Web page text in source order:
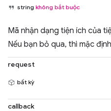
string không bắt buộc
Mã nhận dạng tiện ích của
Nếu bạn bỏ qua, thì mặc
request
bất kỳ
callback